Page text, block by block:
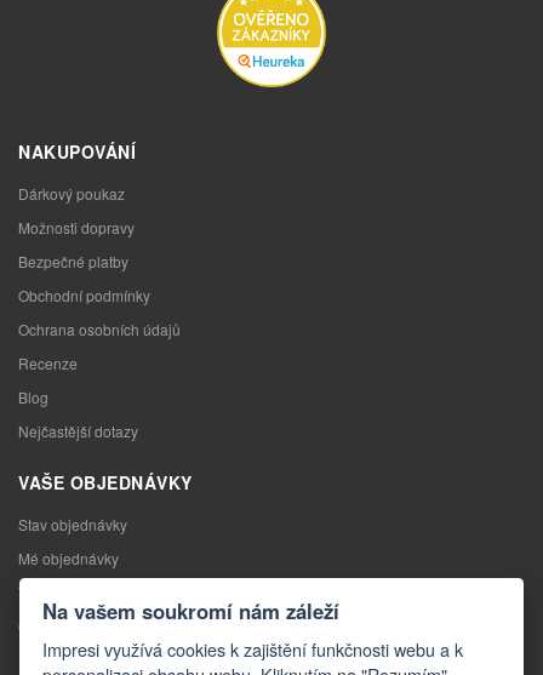
NAKUPOVÁNÍ
Dárkový poukaz
Možnosti dopravy
Bezpečné platby
Obchodní podmínky
Ochrana osobních údajů
Recenze
Blog
Nejčastější dotazy
VAŠE OBJEDNÁVKY
Stav objednávky
Mé objednávky
Výměna zboží
Odstoupení od kupní smlouvy
Reklamace
Na vašem soukromí nám záleží
Impresi využívá cookies k zajištění funkčnosti webu a k